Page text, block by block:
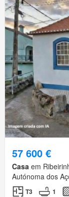
57 600 €
Casa em
Autónoma dos
T3 1